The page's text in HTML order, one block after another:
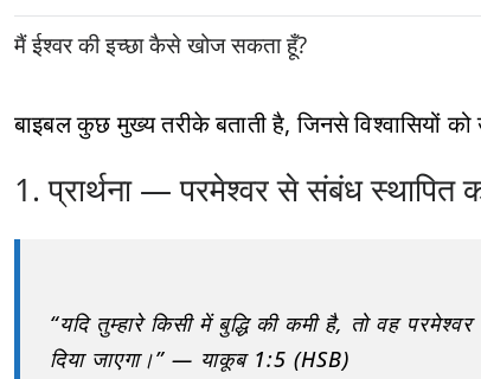
मैं ईश्वर की इच्छा कैसे खोज सकता हूँ?
बाइबल कुछ मुख्य तरीके बताती है, जिनसे विश्वासियों
1. प्रार्थना — परमेश्वर से संबंध स्थापित
“यदि तुम्हारे किसी में बुद्धि की कमी है, तो वह
दिया जाएगा।” — याकूब 1:5 (HSB)